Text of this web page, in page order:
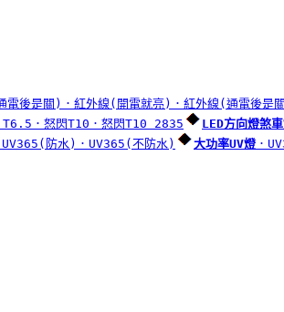
電後是關) ．紅外線(開電就亮) ．紅外線(通電後是
T6.5 ．怒閃T10 ．怒閃T10 2835 LED方向燈煞
UV365(防水) ．UV365(不防水) 大功率UV燈 ．